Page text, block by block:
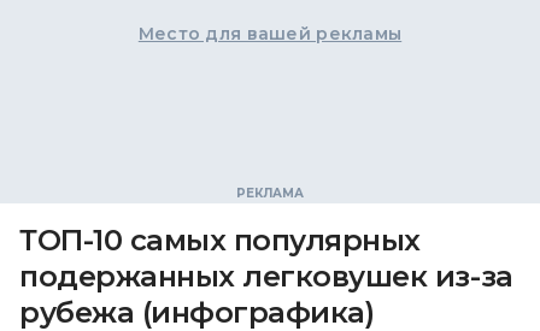
Место для вашей рекламы
ТОП-10 самых популярных
подержанных легковушек из-за
рубежа (инфографика)